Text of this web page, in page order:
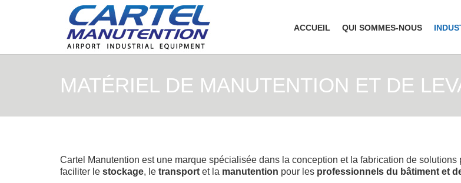
ACCUEIL QUI SOMMES-NOUS
MATÉRIEL DE MANUTENTION ET DE
Cartel Manutention est une marque spécialisée dans la conception et la fabrication de
faciliter le stockage, le transport et la manutention pour les professionnels du bâtiment et